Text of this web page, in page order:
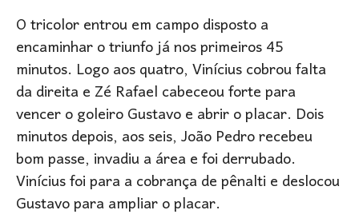
O tricolor entrou em campo disposto a
encaminhar o triunfo já nos primeiros 45
minutos. Logo aos quatro, Vinícius cobrou falta
da direita e Zé Rafael cabeceou forte para
vencer o goleiro Gustavo e abrir o placar. Dois
minutos depois, aos seis, João Pedro recebeu
bom passe, invadiu a área e foi derrubado.
Vinícius foi para a cobrança de pênalti e deslocou
Gustavo para ampliar o placar.